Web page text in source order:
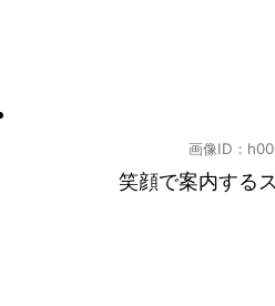
画像ID：
笑顔で案内する